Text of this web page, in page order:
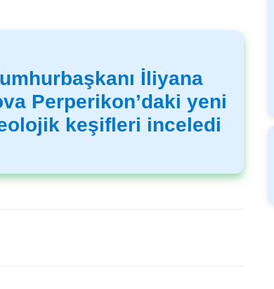
İliyana
Perperikon’daki yeni
keşifleri inceledi